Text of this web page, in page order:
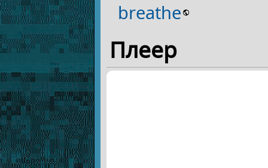
breathe
Плеер